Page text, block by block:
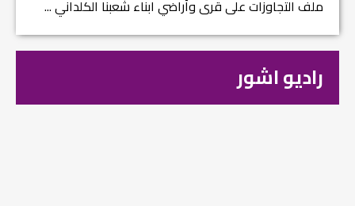
ملف التجاوزات على قرى وأراضي ابناء شعبنا الكلداني ...
راديو اشور